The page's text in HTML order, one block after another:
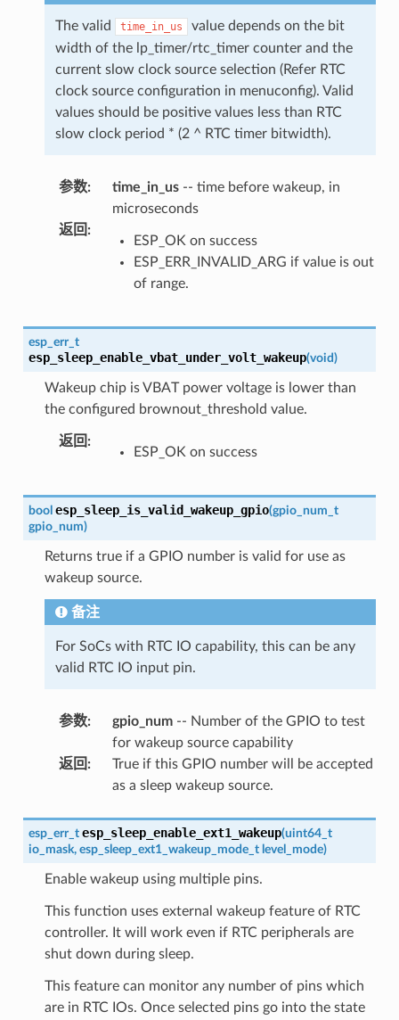
The valid time_in_us
value depends on the bit
width of the lp_timer/rtc_timer counter and the
current slow clock source selection (Refer RTC
clock source configuration in menuconfig). Valid
values should be positive values less than RTC
slow clock period * (2 ^ RTC timer bitwidth).
参数: time_in_us-- time before wakeup, in
microseconds
返回 :
ESP_OK on success
ESP_ERR_INVALID_ARG if value is out
of range.
esp_err_t
esp_sleep_enable_vbat_under_volt_wakeup(void)
Wakeup chip is VBAT power voltage is lower than
the configured brownout_threshold value.
返回 :
ESP_OK on success
bool esp_sleep_is_valid_wakeup_gpio(gpio_num_t
gpio_num)
Returns true if a GPIO number is valid for use as
wakeup source.
备注
For SoCs with RTC IO capability, this can be any
valid RTC IO input pin.
参数: gpio_num-- Number of the GPIO to test
for wakeup source capability
返回 :
True if this GPIO number will be accepted
as a sleep wakeup source.
esp_err_t esp_sleep_enable_ext1_wakeup(uint64_t
io_mask, esp_sleep_ext1_wakeup_mode_t level_mode)
Enable wakeup using multiple pins.
This function uses external wakeup feature of RTC
controller. It will work even if RTC peripherals are
shut down during sleep.
This feature can monitor any number of pins which
are in RTC IOs. Once selected pins go into the state